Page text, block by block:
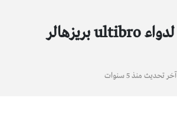
الآثار الجانبية لدواء ultibro بريزهالر
آخر تحديث منذ 5 سنوات